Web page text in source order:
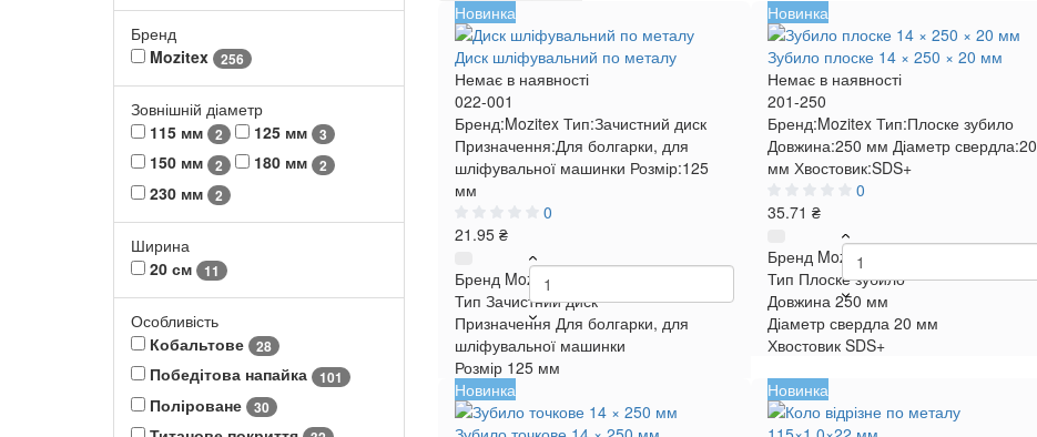
Бренд
Mozitex
256
Зовнішній діаметр
115 мм
2 125 мм 3
150 мм 2 180 мм 2
230 мм 2
Ширина
20 см
11
Особливість
Кобальтове
28
Победітова напайка 101
Поліроване 30
Новинка
Диск шліфувальний по металу
Немає в наявності
022-001
Бренд:Mozitex Тип:Зачистний диск
Призначення:Для болгарки, для
шліфувальної машинки Розмір:125
мм
0
21.95 ₴
Бренд Mozitex
Тип Зачистний диск
Призначення Для болгарки, для
шліфувальної машинки
Розмір 125 мм
Новинка
Зубило плоске 14 × 250 × 20 мм
Немає в наявності
201-250
Бренд:Mozitex Тип:Плоске зубило
Довжина:250 мм Діаметр свердла:20
мм Хвостовик:SDS+
0
35.71 ₴
Бренд Mozitex
Тип Плоске зубило
Довжина 250 мм
Діаметр свердла 20 мм
Хвостовик SDS+
Новинка
Новинка